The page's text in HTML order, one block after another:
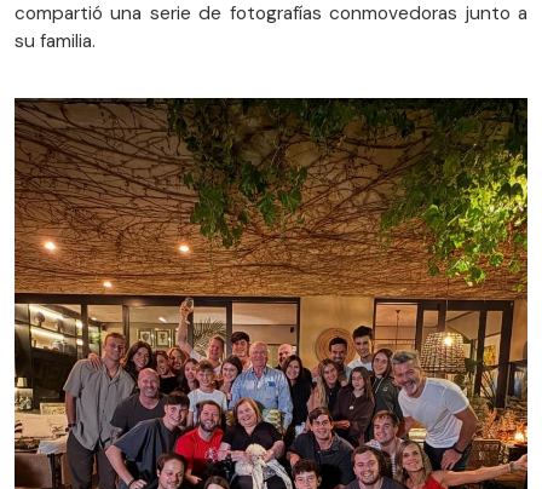
compartió una serie de fotografías conmovedoras junto a
su familia.